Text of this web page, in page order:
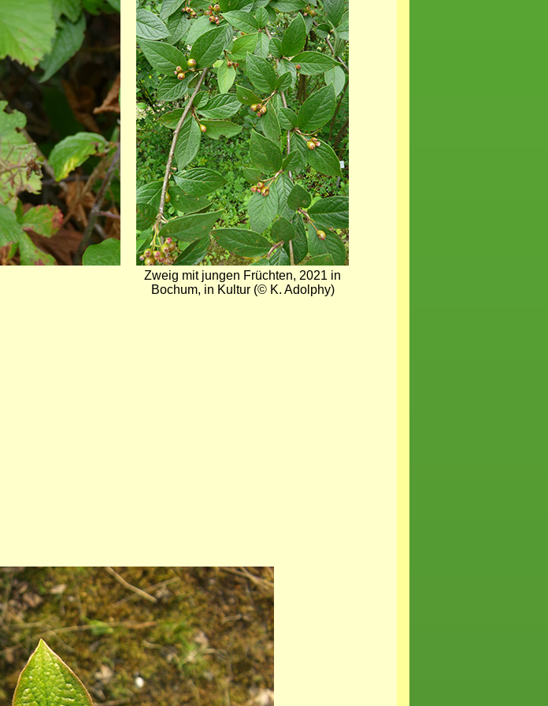
Zweig mit jungen Früchten, 2021 in
Bochum, in Kultur (© K. Adolphy)